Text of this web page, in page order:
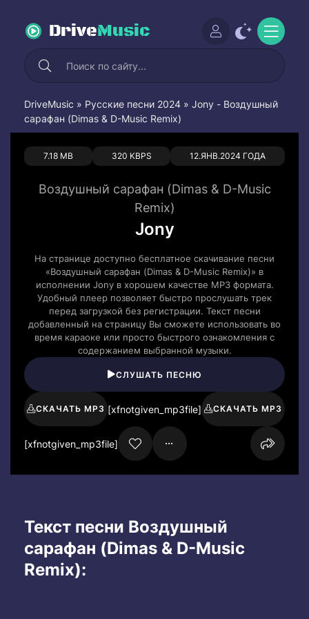
DriveMusic
DriveMusic » Русские песни 2024 » Jony - Воздушный
сарафан (Dimas & D-Music Remix)
7.18 MB 320 KBPS 12.ЯНВ.2024 ГОДА
0 0
Воздушный сарафан (Dimas & D-Music
Remix)
Jony
На странице доступно бесплатное скачивание песни
«Воздушный сарафан (Dimas & D-Music Remix)» в
исполнении Jony в хорошем качестве MP3 формата.
Удобный плеер позволяет быстро прослушать трек
перед загрузкой без регистрации. Текст песни
добавленный на страницу Вы сможете использовать во
время караоке или просто быстрого ознакомления с
содержанием выбранной музыки.
СЛУШАТЬ ПЕСНЮ
СКАЧАТЬ MP3 [xfnotgiven_mp3file] СКАЧАТЬ MP3
[xfnotgiven_mp3file]
Текст песни Воздушный
сарафан (Dimas & D-Music
Remix):